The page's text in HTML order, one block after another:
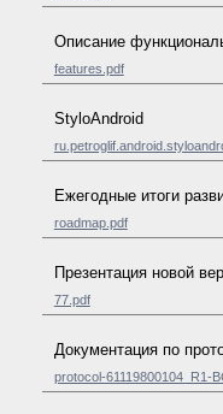
Описание
features.pdf
StyloAndroid
Ежегодные итоги
roadmap.pdf
Презентация новой
77.pdf
Документация по
protocol-61119800104_R1-